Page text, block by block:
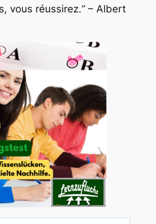
vous réussirez.“ – Albert